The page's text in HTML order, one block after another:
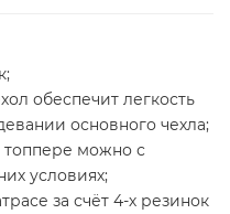
обеспечит легкость
основного чехла;
топпере можно с
условиях;
за счёт 4-х резинок